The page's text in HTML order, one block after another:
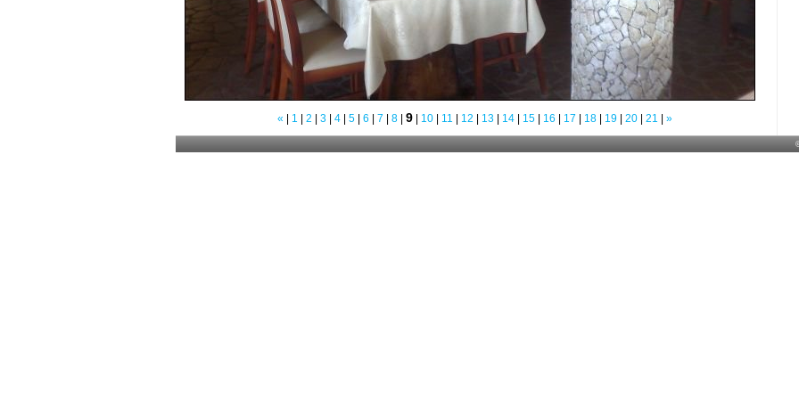
« 1 2 3| 4| 5| 6 7 8| 9| 10| 11 12 13| 14| 15| 16 17 18| 19| 20| 21 »